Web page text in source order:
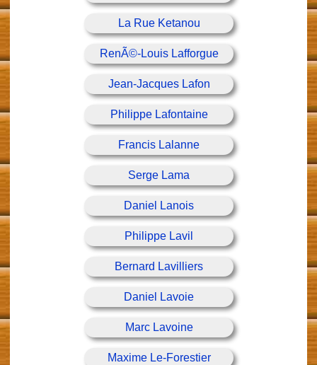
La Rue Ketanou
RenÃ©-Louis Lafforgue
Jean-Jacques Lafon
Philippe Lafontaine
Francis Lalanne
Serge Lama
Daniel Lanois
Philippe Lavil
Bernard Lavilliers
Daniel Lavoie
Marc Lavoine
Maxime Le-Forestier